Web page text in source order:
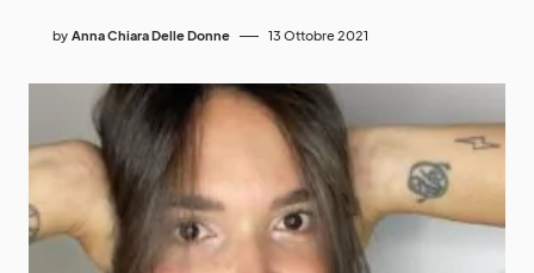
by Anna Chiara Delle Donne 13 Ottobre 2021